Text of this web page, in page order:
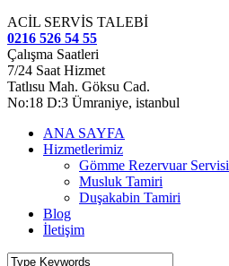
ACİL SERVİS TALEBİ
0216 526 54 55
Çalışma Saatleri
7/24 Saat Hizmet
Tatlısu Mah. Göksu Cad.
No:18 D:3 Ümraniye, istanbul
ANA SAYFA
Hizmetlerimiz
Gömme Rezervuar Servisi
Musluk Tamiri
Duşakabin Tamiri
Blog
İletişim